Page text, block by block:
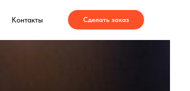
Контакты Сделать заказ
О БРЕНДЕ ПРОДУКЦИЯ ЗАКАЗАТЬ